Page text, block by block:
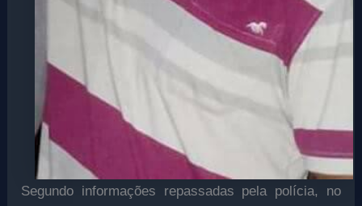
Segundo informações repassadas pela polícia, no